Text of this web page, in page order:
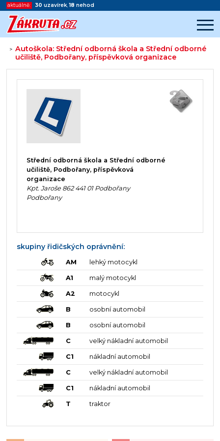
aktuálně: 30 uzavírek,18 nehod
>Autoškola: Střední odborná škola a Střední odborné
učiliště, Podbořany, příspěvková organizace
Začátek reklamy
Konec reklamy
Střední odborná škola a Střední odborné
učiliště, Podbořany, příspěvková
organizace
Kpt. Jaroše 862 441 01 Podbořany
Podbořany
skupiny řidičských oprávnění:
AM lehký motocykl
A1 malý motocykl
A2 motocykl
B osobní automobil
B osobní automobil
C velký nákladní automobil
C1 nákladní automobil
C velký nákladní automobil
C1 nákladní automobil
T traktor